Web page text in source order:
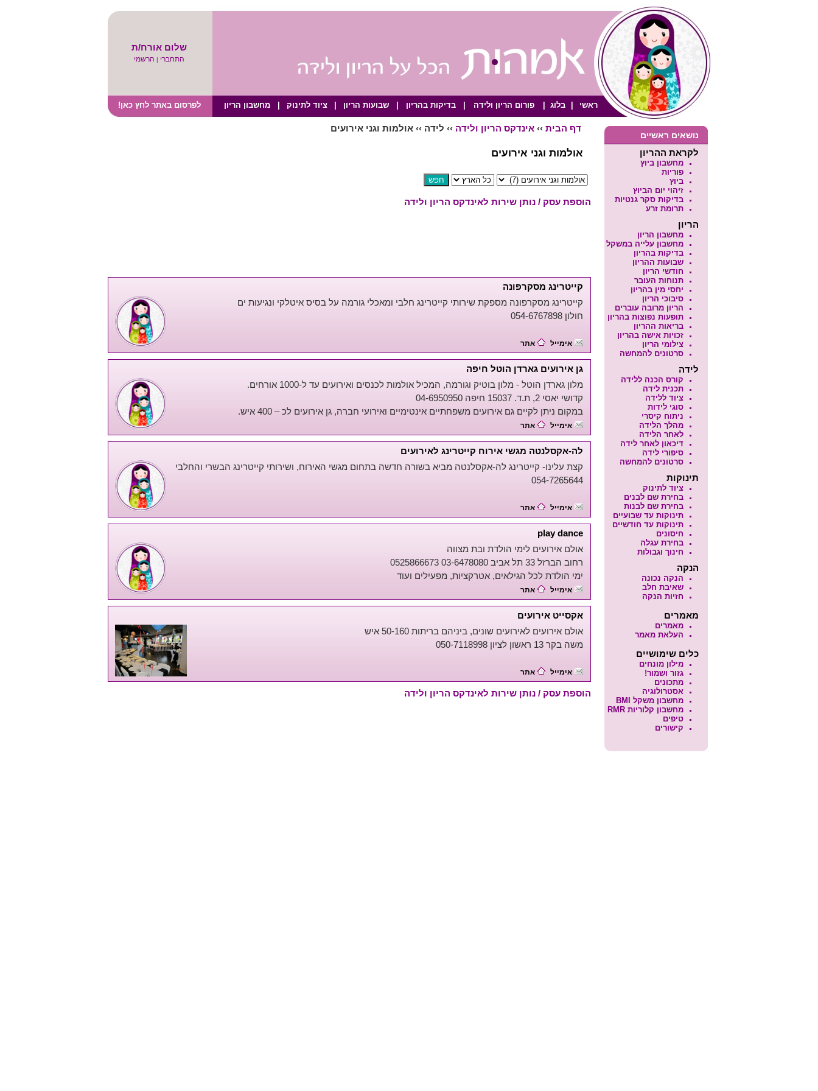
שלום אורח/ת
התחברי | הרשמי
לפרסום באתר לחץ כאן! מחשבון הריון ציוד לתינוק שבועות הריון בדיקות בהריון פורום הריון ולידה בלוג ראשי
דף הבית››אינדקס הריון ולידה›› לידה ›› אולמות וגני אירועים
אולמות וגני אירועים
הוספת עסק / נותן שירות לאינדקס הריון ולידה
קייטרינג מסקרפונה
קייטרינג מסקרפונה מספקת שירותי קייטרינג חלבי ומאכלי גורמה על בסיס איטלקי ונגיעות ים
חולון 054-6767898
אימייל אתר
גן אירועים גארדן הוטל חיפה
מלון גארדן הוטל - מלון בוטיק וגורמה, המכיל אולמות לכנסים ואירועים עד ל-1000 אורחים.
קדושי יאסי 2, ת.ד. 15037 חיפה 04-6950950
במקום ניתן לקיים גם אירועים משפחתיים אינטימיים ואירועי חברה, גן אירועים לכ – 400 איש.
אימייל אתר
לה-אקסלנטה מגשי אירוח קייטרינג לאירועים
קצת עלינו- קייטרינג לה-אקסלנטה מביא בשורה חדשה בתחום מגשי האירוח, ושירותי קייטרינג הבשרי והחלבי
054-7265644
אימייל אתר
play dance
אולם אירועים לימי הולדת ובת מצווה
רחוב הברזל 33 תל אביב 03-6478080 0525866673
ימי הולדת לכל הגילאים, אטרקציות, מפעילים ועוד
אימייל אתר
אקסייט אירועים
אולם אירועים לאירועים שונים, ביניהם בריתות 50-160 איש
משה בקר 13 ראשון לציון 050-7118998
אימייל אתר
הוספת עסק / נותן שירות לאינדקס הריון ולידה
נושאים ראשיים
לקראת ההריון
מחשבון ביוץ
פוריות
ביוץ
זיהוי יום הביוץ
בדיקות סקר גנטיות
תרומת זרע
הריון
מחשבון הריון
מחשבון עלייה במשקל
בדיקות בהריון
שבועות ההריון
חודשי הריון
תנוחות העובר
יחסי מין בהריון
סיבוכי הריון
הריון מרובה עוברים
תופעות נפוצות בהריון
בריאות ההריון
זכויות אישה בהריון
צילומי הריון
סרטונים להמחשה
לידה
קורס הכנה ללידה
תכנית לידה
ציוד ללידה
סוגי לידות
ניתוח קיסרי
מהלך הלידה
לאחר הלידה
דיכאון לאחר לידה
סיפורי לידה
סרטונים להמחשה
תינוקות
ציוד לתינוק
בחירת שם לבנים
בחירת שם לבנות
תינוקות עד שבועיים
תינוקות עד חודשיים
חיסונים
בחירת עגלה
חינוך וגבולות
הנקה
הנקה נכונה
שאיבת חלב
חזיות הנקה
מאמרים
מאמרים
העלאת מאמר
כלים שימושיים
מילון מונחים
גזור ושמור!
מתכונים
אסטרולוגיה
מחשבון משקל BMI
מחשבון קלוריות RMR
טיפים
קישורים